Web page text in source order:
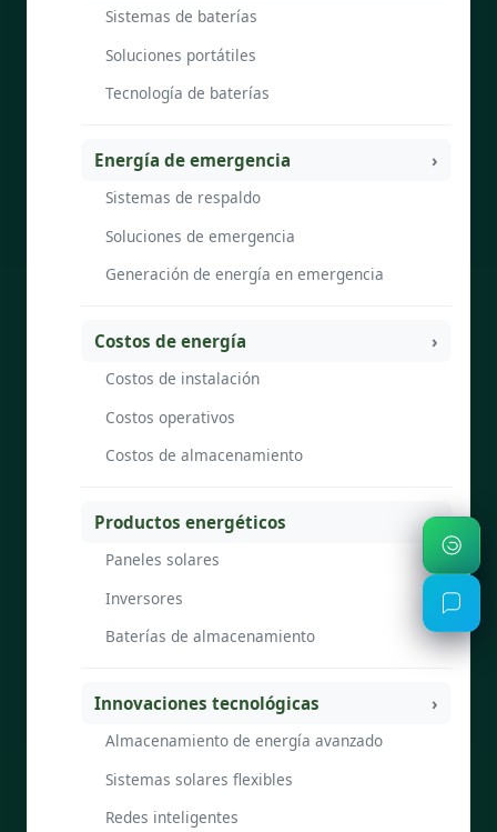
Sistemas de baterías
Soluciones portátiles
Tecnología de baterías
Energía de emergencia
Sistemas de respaldo
Soluciones de emergencia
Generación de energía en emergencia
Costos de energía
Costos de instalación
Costos operativos
Costos de almacenamiento
Productos energéticos
Paneles solares
Inversores
Baterías de almacenamiento
Innovaciones tecnológicas
Almacenamiento de energía avanzado
Sistemas solares flexibles
Redes inteligentes